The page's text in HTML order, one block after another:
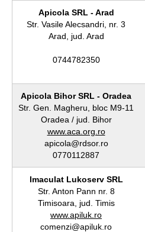
Apicola SRL - Arad
Str. Vasile Alecsandri, nr. 3
Arad, jud. Arad
0744782350
Apicola Bihor SRL - Oradea
Str. Gen. Magheru, bloc M9-11
Oradea / jud. Bihor
www.aca.org.ro
apicola@rdsor.ro
0770112887
Imaculat Lukoserv SRL
Str. Anton Pann nr. 8
Timisoara, jud. Timis
www.apiluk.ro
comenzi@apiluk.ro